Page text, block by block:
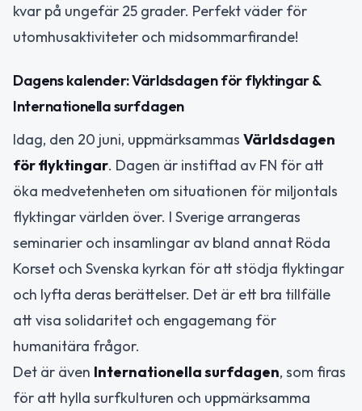
kvar på ungefär 25 grader. Perfekt väder för
utomhusaktiviteter och midsommarfirande!
Dagens kalender: Världsdagen för flyktingar &
Internationella surfdagen
Idag, den 20 juni, uppmärksammas Världsdagen
för flyktingar. Dagen är instiftad av FN för att
öka medvetenheten om situationen för miljontals
flyktingar världen över. I Sverige arrangeras
seminarier och insamlingar av bland annat Röda
Korset och Svenska kyrkan för att stödja flyktingar
och lyfta deras berättelser. Det är ett bra tillfälle
att visa solidaritet och engagemang för
humanitära frågor.
Det är även Internationella surfdagen, som firas
för att hylla surfkulturen och uppmärksamma